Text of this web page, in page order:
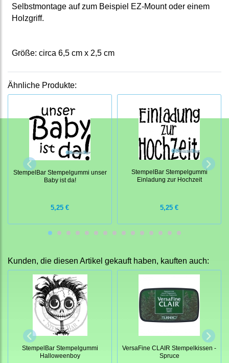
Selbstmontage auf zum Beispiel EZ-Mount oder einem
Holzgriff.
Größe: circa 6,5 cm x 2,5 cm
Ähnliche Produkte:
StempelBar Stempelgummi unser
Baby ist da!
5,25 €
StempelBar Stempelgummi
Einladung zur Hochzeit
5,25 €
Kunden, die diesen Artikel gekauft haben, kauften auch:
StempelBar Stempelgummi
Halloweenboy
VersaFine CLAIR Stempelkissen -
Spruce